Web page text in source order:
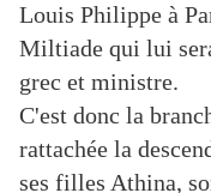
Louis Philippe à
Miltiade qui lui
grec et ministre.
C'est donc la
rattachée la
ses filles Athina,